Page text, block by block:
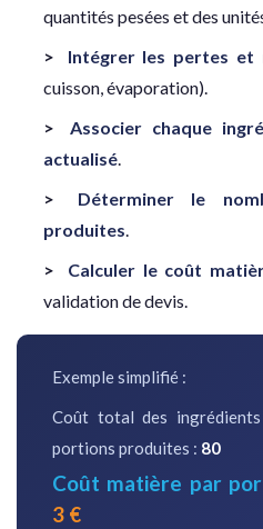
quantités pesées et des
Intégrer les pertes et
cuisson, évaporation).
Associer chaque
actualisé.
Déterminer le
produites.
Calculer le coût
validation de devis.
Exemple simplifié :
Coût total des
portions produites : 80
Coût matière par
3 €